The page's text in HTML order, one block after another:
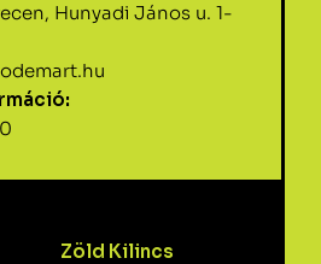
Hunyadi János u. 1-
Zöld Kilincs